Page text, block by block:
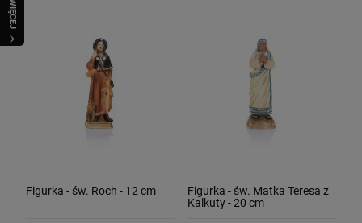
WIĘCEJ
Figurka - św. Roch - 12 cm
Figurka - św. Matka Teresa z
Kalkuty - 20 cm